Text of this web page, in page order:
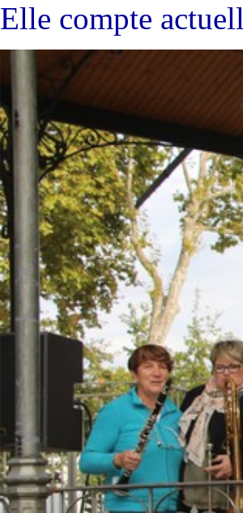
Elle compte